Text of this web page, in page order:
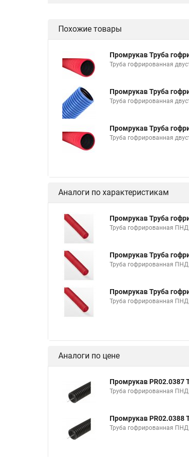
Похожие товары
Промрукав Труба
Труба гофрированная
Промрукав Труба
Труба гофрированная
Промрукав Труба
Труба гофрированная
Аналоги по характеристикам
Промрукав Труба
Труба гофрированная
Промрукав Труба
Труба гофрированная
Промрукав Труба
Труба гофрированная
Аналоги по цене
Промрукав PR02.0387
Труба гофрированная ПНД
Промрукав PR02.0388
Труба гофрированная ПНД